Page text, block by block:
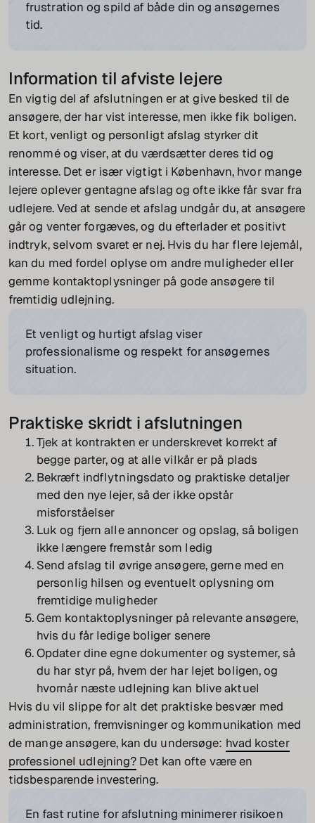
frustration og spild af både din og ansøgernes
tid.
Information til afviste lejere
En vigtig del af afslutningen er at give besked til de
ansøgere, der har vist interesse, men ikke fik boligen.
Et kort, venligt og personligt afslag styrker dit
renommé og viser, at du værdsætter deres tid og
interesse. Det er især vigtigt i København, hvor mange
lejere oplever gentagne afslag og ofte ikke får svar fra
udlejere. Ved at sende et afslag undgår du, at ansøgere
går og venter forgæves, og du efterlader et positivt
indtryk, selvom svaret er nej. Hvis du har flere lejemål,
kan du med fordel oplyse om andre muligheder eller
gemme kontaktoplysninger på gode ansøgere til
fremtidig udlejning.
Et venligt og hurtigt afslag viser
professionalisme og respekt for ansøgernes
situation.
Praktiske skridt i afslutningen
Tjek at kontrakten er underskrevet korrekt af
begge parter, og at alle vilkår er på plads
Bekræft indflytningsdato og praktiske detaljer
med den nye lejer, så der ikke opstår
misforståelser
Luk og fjern alle annoncer og opslag, så boligen
ikke længere fremstår som ledig
Send afslag til øvrige ansøgere, gerne med en
personlig hilsen og eventuelt oplysning om
fremtidige muligheder
Gem kontaktoplysninger på relevante ansøgere,
hvis du får ledige boliger senere
Opdater dine egne dokumenter og systemer, så
du har styr på, hvem der har lejet boligen, og
hvornår næste udlejning kan blive aktuel
Hvis du vil slippe for alt det praktiske besvær med
administration, fremvisninger og kommunikation med
de mange ansøgere, kan du undersøge: hvad koster
professionel udlejning? Det kan ofte være en
tidsbesparende investering.
En fast rutine for afslutning minimerer risikoen